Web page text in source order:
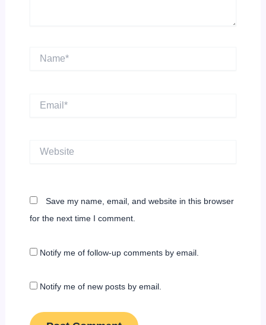
Website
Save my name, email, and website in this browser
for the next time I comment.
Notify me of follow-up comments by email.
Notify me of new posts by email.